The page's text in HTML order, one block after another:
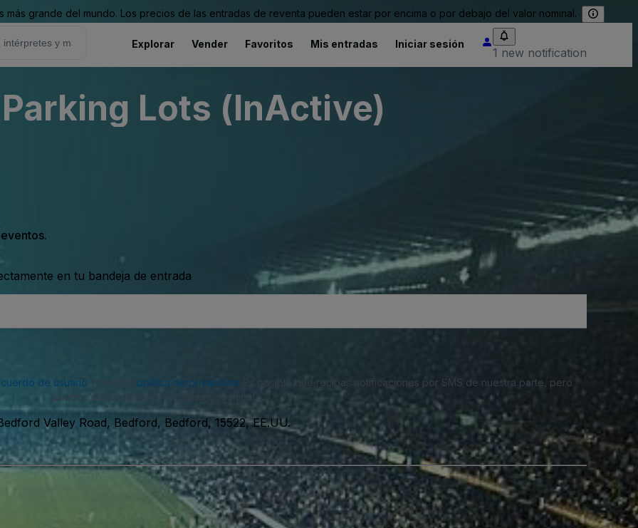
grande del mundo. Los precios de las entradas de reventa pueden estar por encima o por debajo del valor nominal.
Explorar Vender Favoritos Mis entradas Iniciar sesión
1 new notification
Lots (InActive)
en tu bandeja de entrada
de usuario política de privacidad
. Es posible que recibas notificaciones por SMS de nuestra parte, pero
puedes darte de baja en cualquier momento.
Valley Road, Bedford, Bedford, 15522, EE.UU.